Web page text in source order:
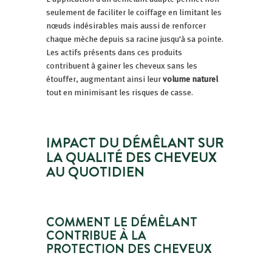
seulement de faciliter le coiffage en limitant les
nœuds indésirables mais aussi de renforcer
chaque mèche depuis sa racine jusqu'à sa pointe.
Les actifs présents dans ces produits
contribuent à gainer les cheveux sans les
étouffer, augmentant ainsi leurvolume naturel
tout en minimisant les risques de casse.
IMPACT DU DÉMÊLANT SUR
LA QUALITÉ DES CHEVEUX
AU QUOTIDIEN
COMMENT LE DÉMÊLANT
CONTRIBUE À LA
PROTECTION DES CHEVEUX